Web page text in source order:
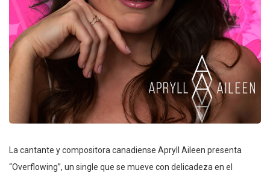
La cantante y compositora canadiense Apryll Aileen presenta
“Overflowing”, un single que se mueve con delicadeza en el